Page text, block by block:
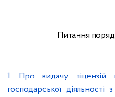
Питання
1. Про видачу ліцензій
господарської